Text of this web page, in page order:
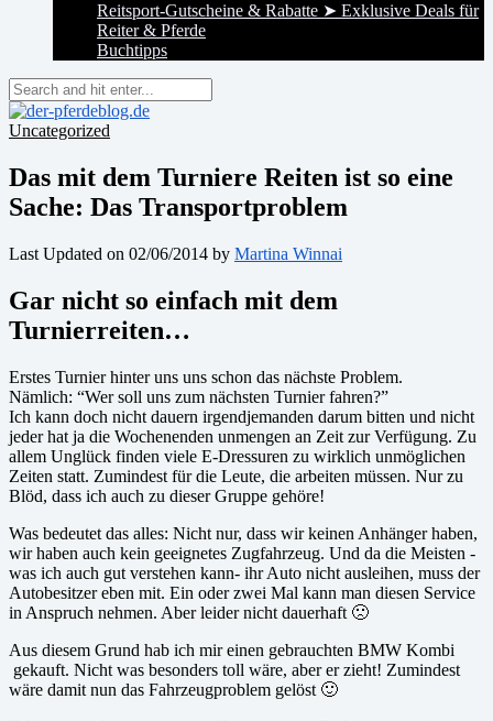
Reitsport-Gutscheine & Rabatte ➤ Exklusive Deals für
Reiter & Pferde
Buchtipps
Uncategorized
Das mit dem Turniere Reiten ist so eine
Sache: Das Transportproblem
Last Updated on 02/06/2014 by Martina Winnai
Gar nicht so einfach mit dem
Turnierreiten…
Erstes Turnier hinter uns uns schon das nächste Problem.
Nämlich: “Wer soll uns zum nächsten Turnier fahren?”
Ich kann doch nicht dauern irgendjemanden darum bitten und nicht
jeder hat ja die Wochenenden unmengen an Zeit zur Verfügung. Zu
allem Unglück finden viele E-Dressuren zu wirklich unmöglichen
Zeiten statt. Zumindest für die Leute, die arbeiten müssen. Nur zu
Blöd, dass ich auch zu dieser Gruppe gehöre!
Was bedeutet das alles: Nicht nur, dass wir keinen Anhänger haben,
wir haben auch kein geeignetes Zugfahrzeug. Und da die Meisten -
was ich auch gut verstehen kann- ihr Auto nicht ausleihen, muss der
Autobesitzer eben mit. Ein oder zwei Mal kann man diesen Service
in Anspruch nehmen. Aber leider nicht dauerhaft 🙁
Aus diesem Grund hab ich mir einen gebrauchten BMW Kombi
gekauft. Nicht was besonders toll wäre, aber er zieht! Zumindest
wäre damit nun das Fahrzeugproblem gelöst 🙂